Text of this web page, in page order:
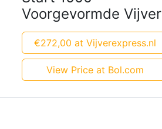
Voorgevormde Vijver
€272,00 at Vijverexpress.nl
View Price at Bol.com